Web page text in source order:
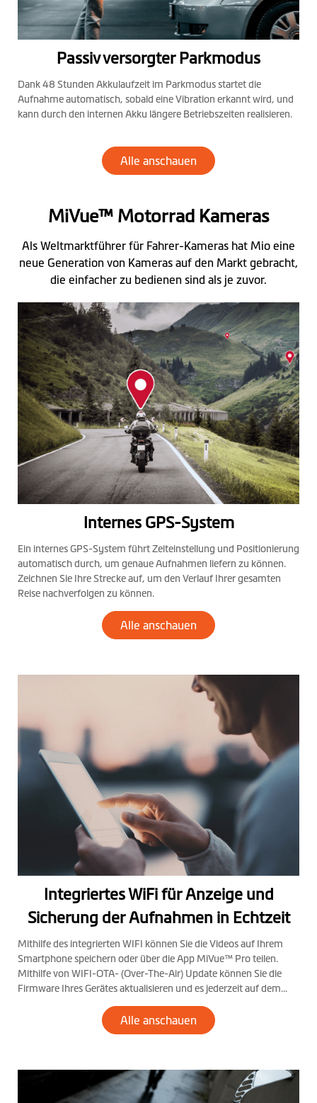
Passiv versorgter Parkmodus
Dank 48 Stunden Akkulaufzeit im Parkmodus startet die
Aufnahme automatisch, sobald eine Vibration erkannt wird, und
kann durch den internen Akku längere Betriebszeiten realisieren.
Alle anschauen
MiVue™ Motorrad Kameras
Als Weltmarktführer für Fahrer-Kameras hat Mio eine
neue Generation von Kameras auf den Markt gebracht,
die einfacher zu bedienen sind als je zuvor.
Internes GPS-System
Ein internes GPS-System führt Zeiteinstellung und Positionierung
automatisch durch, um genaue Aufnahmen liefern zu können.
Zeichnen Sie Ihre Strecke auf, um den Verlauf Ihrer gesamten
Reise nachverfolgen zu können.
Alle anschauen
Integriertes WiFi für Anzeige und
Sicherung der Aufnahmen in Echtzeit
Mithilfe des integrierten WIFI können Sie die Videos auf Ihrem
Smartphone speichern oder über die App MiVue™ Pro teilen.
Mithilfe von WIFI-OTA- (Over-The-Air) Update können Sie die
Firmware Ihres Gerätes aktualisieren und es jederzeit auf dem
Alle anschauen